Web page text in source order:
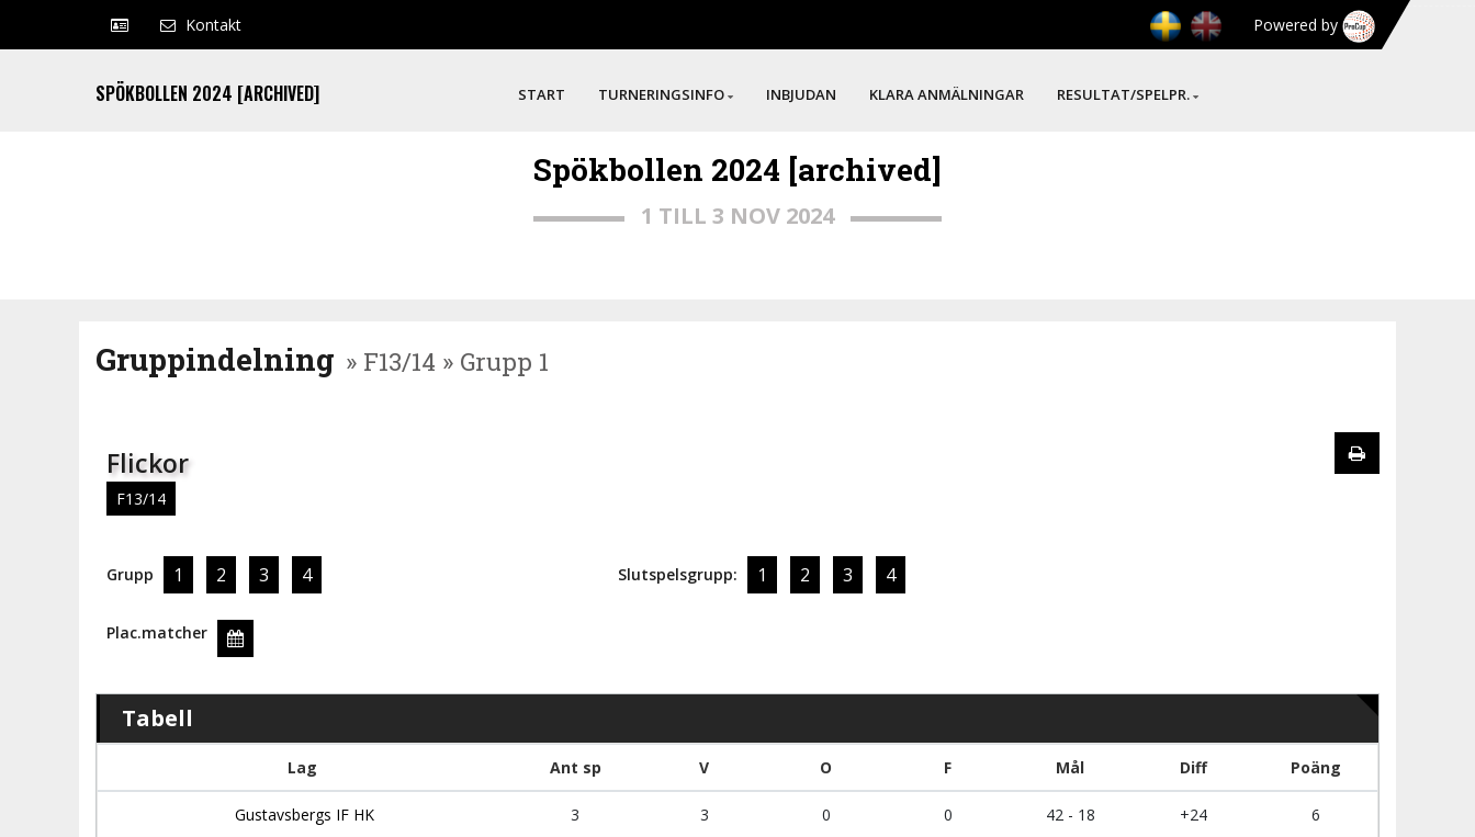
Kontakt Powered by
SPÖKBOLLEN 2024 [ARCHIVED] START TURNERINGSINFO INBJUDAN KLARA ANMÄLNINGAR RESULTAT/SPELPR.
Spökbollen 2024 [archived]
1 TILL 3 NOV 2024
Gruppindelning » F13/14 » Grupp 1
Flickor
F13/14
Grupp 1 2 3 4 Slutspelsgrupp: 1 2 3 4
Plac.matcher
Tabell
Lag Ant sp V O F Mål Diff Poäng
Gustavsbergs IF HK 3 3 0 0 42 - 18 +24 6